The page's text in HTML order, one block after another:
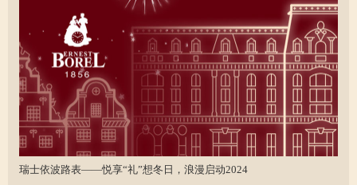
瑞士依波路表——悦享“礼”想冬日，浪漫启动2024